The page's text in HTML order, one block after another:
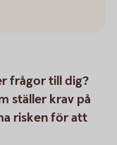
frågor till dig?
ställer krav på
risken för att